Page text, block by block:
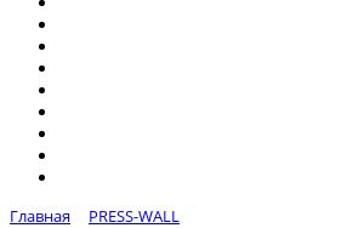
Главная
PRESS-WALL